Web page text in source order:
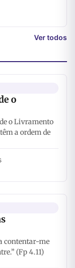
Ver todos
o
o Livramento
a ordem de
contentar-me
(Fp 4.11)